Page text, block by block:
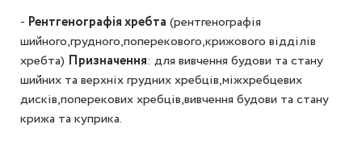
- Рентгенографія хребта (рентгенографія
шийного,грудного,поперекового,крижового відділів
хребта) Призначення: для вивчення будови та стану
шийних та верхніх грудних хребців,міжхребцевих
дисків,поперекових хребців,вивчення будови та стану
крижа та куприка.